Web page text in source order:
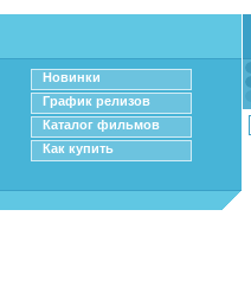
Новинки
График релизов
Каталог фильмов
Как купить